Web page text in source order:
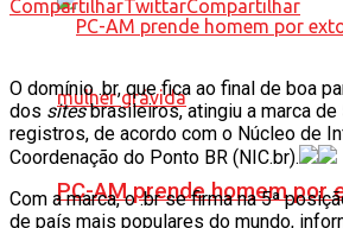
PC-AM prende homem por
CompartilharTwittarCompartilhar
O domínio .br, que fica ao final de boa
dos sitesbrasileiros, atingiu a marca
registros, de acordo com o Núcleo de
Coordenação do Ponto BR (NIC.br).
Com a marca, o .br se firma na 5ª
de país mais populares do mundo,